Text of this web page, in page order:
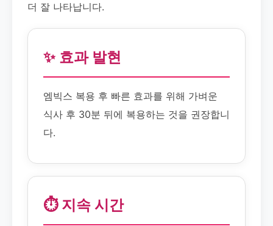
더 잘 나타납니다.
✨ 효과 발현
엠빅스 복용 후 빠른 효과를 위해 가벼운
식사 후 30분 뒤에 복용하는 것을 권장합니
다.
⏱️ 지속 시간